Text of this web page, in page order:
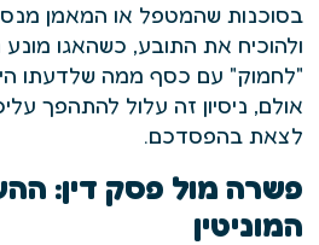
בסוכנות שהמטפל או המאמן
ולהוכיח את התובע, כשהאגו
"לחמוק" עם כסף ממה שלדעתו
אולם, ניסיון זה עלול להתהפך
לצאת בהפסדכם.
פשרה מול פסק דין:
המוניטין